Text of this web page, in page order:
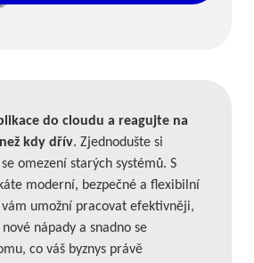
do cloudu a reagujte na
kdy dřív. Zjednodušte si
omezení starých systémů. S
moderní, bezpečné a flexibilní
umožní pracovat efektivněji,
nápady a snadno se
co váš byznys právě